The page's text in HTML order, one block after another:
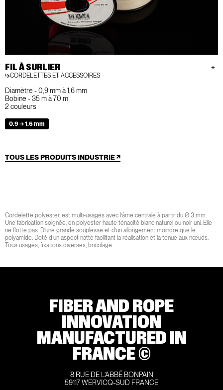
FIL À SURLIER
CORDELETTES ET ACCESSOIRES
Diamètre - 0,9 mm à 1,6 mm
Bobine - 35 m à 70 m
2 couleurs
0.9 → 1.6 mm
TOUS LES PRODUITS INDUSTRIE
Cordelette polyester, est multi-usages avec l’âme centrale à partir du Ø 3 mm.
Une fabrication soignée, en polyester haute ténacité blanc naturel ou noir uni. Elle
ne flotte pas. D’une grande souplesse et d’un allongement moindre que le
polyamide. Doté d’un aspect natté facilitant la réalisation et la tenue aux nœuds.
Tous usages, fixations diverses, bricolage.
FIBER AND ROPE
INNOVATION
MANUFACTURED IN
FRANCE ©
8 RUE DE L’ABBÉ BONPAIN
59117 WERVICQ-SUD FRANCE